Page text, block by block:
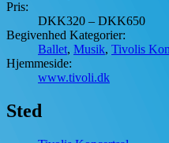
Pris:
DKK320 – DKK650
Begivenhed Kategorier:
Ballet, Musik, Tivolis
Hjemmeside:
www.tivoli.dk
Sted